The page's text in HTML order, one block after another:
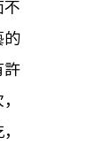
不
的
許